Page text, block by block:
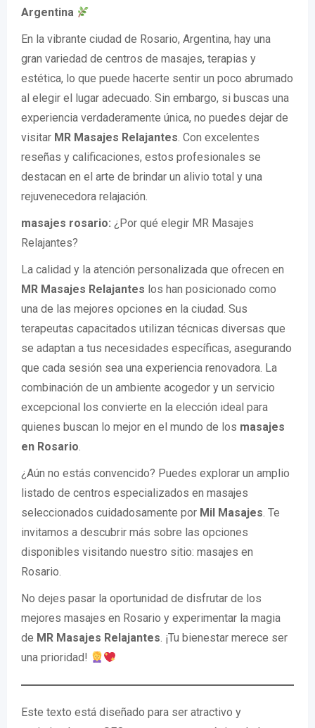
Argentina
En la vibrante ciudad de Rosario, Argentina, hay una
gran variedad de centros de masajes, terapias y
estética, lo que puede hacerte sentir un poco abrumado
al elegir el lugar adecuado. Sin embargo, si buscas una
experiencia verdaderamente única, no puedes dejar de
visitar MR Masajes Relajantes. Con excelentes
reseñas y calificaciones, estos profesionales se
destacan en el arte de brindar un alivio total y una
rejuvenecedora relajación.
masajes rosario: ¿Por qué elegir MR Masajes
Relajantes?
La calidad y la atención personalizada que ofrecen en
MR Masajes Relajantes los han posicionado como
una de las mejores opciones en la ciudad. Sus
terapeutas capacitados utilizan técnicas diversas que
se adaptan a tus necesidades específicas, asegurando
que cada sesión sea una experiencia renovadora. La
combinación de un ambiente acogedor y un servicio
excepcional los convierte en la elección ideal para
quienes buscan lo mejor en el mundo de los masajes
en Rosario.
¿Aún no estás convencido? Puedes explorar un amplio
listado de centros especializados en masajes
seleccionados cuidadosamente por Mil Masajes. Te
invitamos a descubrir más sobre las opciones
disponibles visitando nuestro sitio: masajes en
Rosario.
No dejes pasar la oportunidad de disfrutar de los
mejores masajes en Rosario y experimentar la magia
de MR Masajes Relajantes. ¡Tu bienestar merece ser
una prioridad!
Este texto está diseñado para ser atractivo y